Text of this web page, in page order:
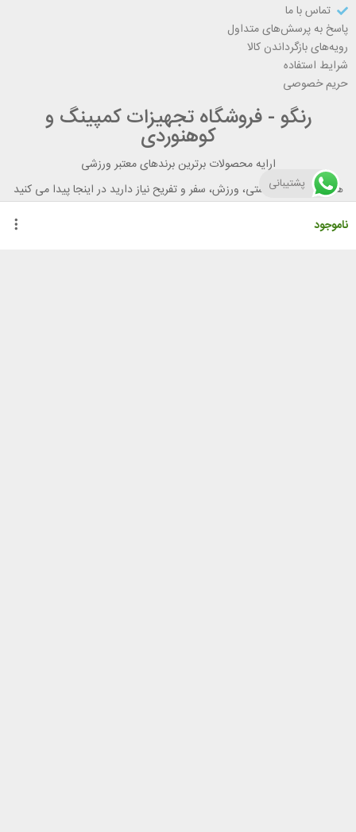
ناموجود
تماس با ما
پاسخ به پرسش‌های متداول
رویه‌های بازگرداندن کالا
شرایط استفاده
حریم خصوصی
رنگو - فروشگاه تجهیزات کمپینگ و
کوهنوردی
ارایه محصولات برترین برندهای معتبر ورزشی
هر آنچه برای تندرستی، ورزش، سفر و تفریح نیاز دارید در اینجا پیدا می کنید
پشتیبانی